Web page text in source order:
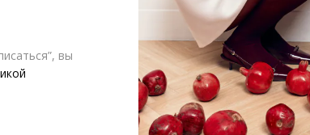
SEMPLERY
вы